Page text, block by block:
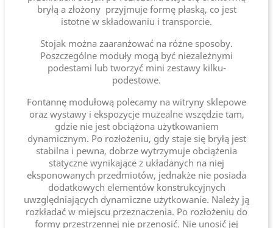
bryłą a złożony przyjmuje formę płaską, co jest
istotne w składowaniu i transporcie.
Stojak można zaaranżować na różne sposoby.
Poszczególne moduły mogą być niezależnymi
podestami lub tworzyć mini zestawy kilku-
podestowe.
Fontannę modułową polecamy na witryny sklepowe
oraz wystawy i ekspozycje muzealne wszędzie tam,
gdzie nie jest obciążona użytkowaniem
dynamicznym. Po rozłożeniu, gdy staje się bryłą jest
stabilna i pewna, dobrze wytrzymuje obciążenia
statyczne wynikające z układanych na niej
eksponowanych przedmiotów, jednakże nie posiada
dodatkowych elementów konstrukcyjnych
uwzględniających dynamiczne użytkowanie. Należy ją
rozkładać w miejscu przeznaczenia. Po rozłożeniu do
formy przestrzennej nie przenosić. Nie unosić jej